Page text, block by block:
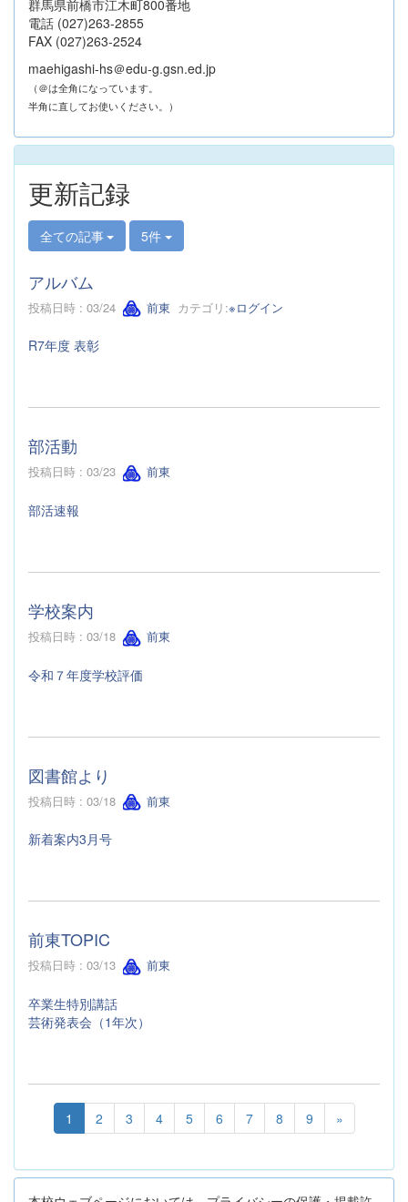
群馬県前橋市江木町800番地
電話 (027)263-2855
FAX (027)263-2524
maehigashi-hs＠edu-g.gsn.ed.jp
（＠は全角になっています。
半角に直してお使いください。）
更新記録
全ての記事 5件
アルバム
投稿日時 : 03/24 前東 カテゴリ:※ログイン
R7年度 表彰
部活動
投稿日時 : 03/23 前東
部活速報
学校案内
投稿日時 : 03/18 前東
令和７年度学校評価
図書館より
投稿日時 : 03/18 前東
新着案内3月号
前東TOPIC
投稿日時 : 03/13 前東
卒業生特別講話
芸術発表会（1年次）
1 2 3 4 5 6 7 8 9 »